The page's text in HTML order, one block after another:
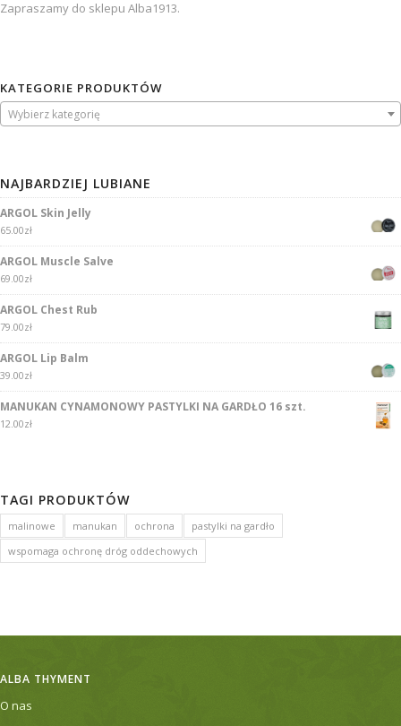
Zapraszamy do sklepu Alba1913.
KATEGORIE PRODUKTÓW
Wybierz kategorię
NAJBARDZIEJ LUBIANE
ARGOL Skin Jelly
65.00zł
ARGOL Muscle Salve
69.00zł
ARGOL Chest Rub
79.00zł
ARGOL Lip Balm
39.00zł
MANUKAN CYNAMONOWY PASTYLKI NA GARDŁO 16 szt.
12.00zł
TAGI PRODUKTÓW
malinowe manukan ochrona
pastylki na gardło
wspomaga ochronę dróg oddechowych
ALBA THYMENT
O nas